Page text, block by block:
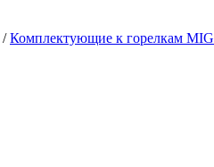
/ Комплектующие к горелкам MIG